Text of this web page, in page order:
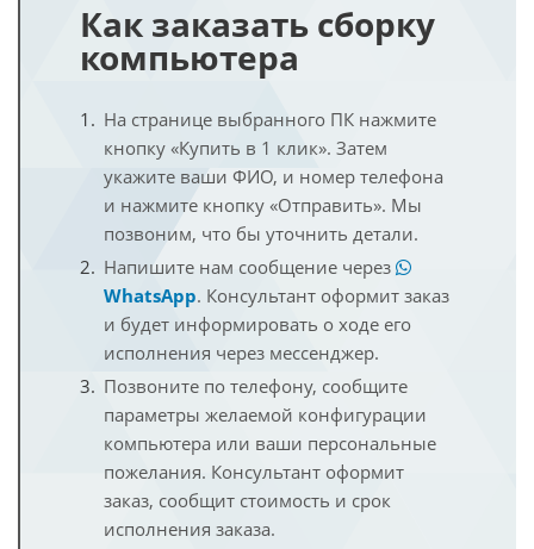
Как заказать сборку
компьютера
На странице выбранного ПК нажмите
кнопку «Купить в 1 клик». Затем
укажите ваши ФИО, и номер телефона
и нажмите кнопку «Отправить». Мы
позвоним, что бы уточнить детали.
Напишите нам сообщение через
WhatsApp. Консультант оформит заказ
и будет информировать о ходе его
исполнения через мессенджер.
Позвоните по телефону, сообщите
параметры желаемой конфигурации
компьютера или ваши персональные
пожелания. Консультант оформит
заказ, сообщит стоимость и срок
исполнения заказа.